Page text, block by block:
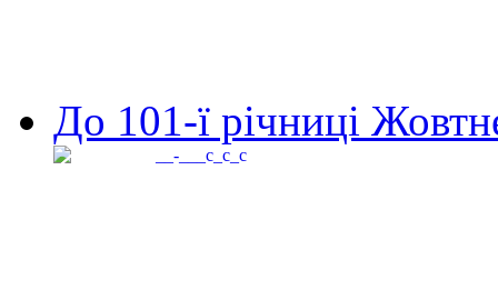
До 101-ї річниці